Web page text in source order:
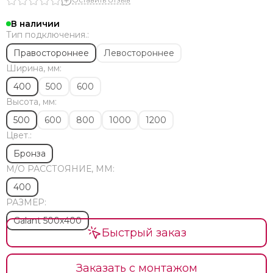
Современные
Элитные
Премиум класса
Стильные
Эксклюзивные
Необычной формы
Изготовление на заказ по размерам
Финские
Тэны
Комплектующие
Ремонт
Установка
Водяные с боковым подключением и полкой
Сатин
Из матовой нержавеющей стали
Арго
В наличии
Тип подключения.:
Правостороннее
Левостороннее
Ширина, мм:
400
500
600
Высота, мм:
500
600 800 1000
1200
Цвет.:
Бронза
М/O РАССТОЯНИЕ, ММ:
400
РАЗМЕР:
Galant 500х400
Быстрый заказ
Заказать с монтажом